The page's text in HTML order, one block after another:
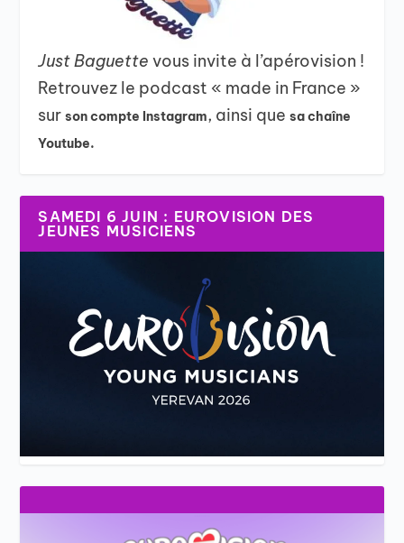
Just Baguettevous invite à l’apérovision !
Retrouvez le podcast « made in France »
surson compte Instagram, ainsi quesa chaîne
Youtube.
SAMEDI 6 JUIN : EUROVISION DES
JEUNES MUSICIENS